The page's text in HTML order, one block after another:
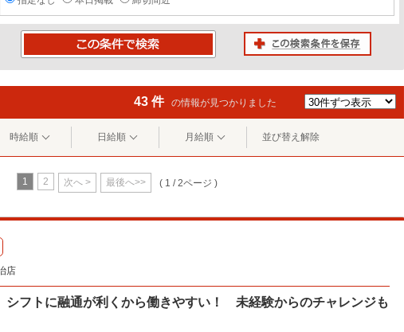
43 件 の情報が見つかりました
時給順 日給順 月給順 並び替え解除
1 2 次へ > 最後へ>> ( 1 / 2ページ )
店
フトに融通が利くから働きやすい！ 未経験からのチャレンジも